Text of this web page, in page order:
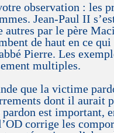
observation : les
Jean-Paul II
autres par le père
de haut en ce qui
Pierre. Les
multiples.
que la victime
dont il aurait
est important,
corrige les